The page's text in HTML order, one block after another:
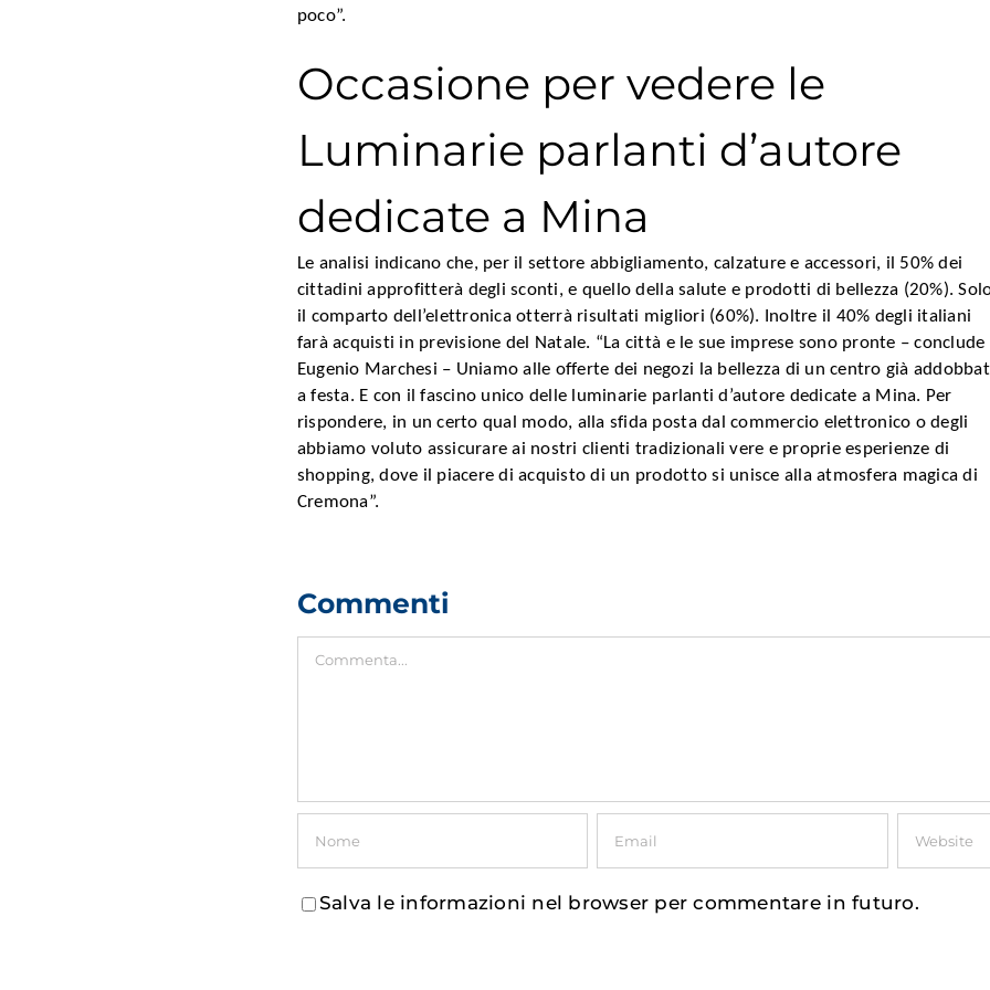
poco”.
Occasione per vedere le
Luminarie parlanti d’autore
dedicate a Mina
Le analisi indicano che, per il settore abbigliamento, calzature e accessori, il 50% dei
cittadini approfitterà degli sconti, e quello della salute e prodotti di bellezza (20%).
il comparto dell’elettronica otterrà risultati migliori (60%). Inoltre il 40% degli italiani
farà acquisti in previsione del Natale. “La città e le sue imprese sono pronte – conclude
Eugenio Marchesi – Uniamo alle offerte dei negozi la bellezza di un centro già
a festa. E con il fascino unico delle luminarie parlanti d’autore dedicate a Mina. Per
rispondere, in un certo qual modo, alla sfida posta dal commercio elettronico o degli
abbiamo voluto assicurare ai nostri clienti tradizionali vere e proprie esperienze di
shopping, dove il piacere di acquisto di un prodotto si unisce alla atmosfera magica di
Cremona”.
Commenti
Salva le informazioni nel browser per commentare in futuro.